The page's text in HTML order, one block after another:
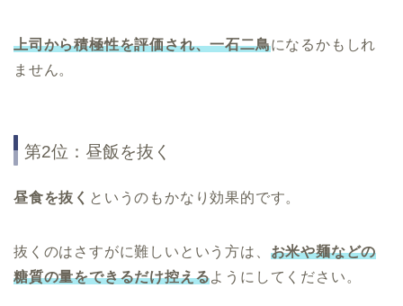
上司から積極性を評価され、一石二鳥になるかもしれ
ません。
第2位：昼飯を抜く
昼食を抜く というのもかなり効果的です。
抜くのはさすがに難しいという方は、 お米や麺などの
糖質の量をできるだけ控えるようにしてください。